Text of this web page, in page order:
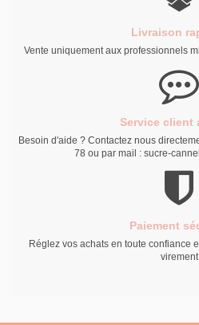
Livraison
Vente uniquement aux professionnels
Service client
Besoin d'aide ? Contactez nous
78 ou par mail : sucre-
Paiement
Réglez vos achats en toute confiance
virement